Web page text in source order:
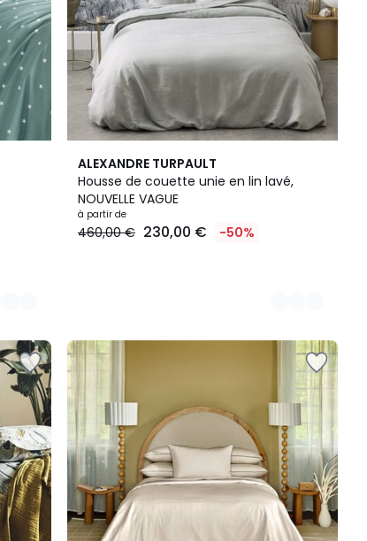
ALEXANDRE TURPAULT
Housse de couette unie en lin lavé,
NOUVELLE VAGUE
à partir de
460,00 € 230,00 € -50%
10
Couleurs